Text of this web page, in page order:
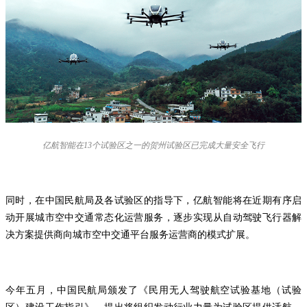
亿航智能在13个试验区之一的贺州试验区已完成大量安全飞行
同时，在中国民航局及各试验区的指导下，亿航智能将在近期有序启
动开展城市空中交通常态化运营服务，逐步实现从自动驾驶飞行器解
决方案提供商向城市空中交通平台服务运营商的模式扩展。
今年五月，中国民航局颁发了《民用无人驾驶航空试验基地（试验